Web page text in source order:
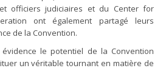
officiers judiciaires et du Center for
ont également partagé leurs
de la Convention.
le potentiel de la Convention
un véritable tournant en matière de